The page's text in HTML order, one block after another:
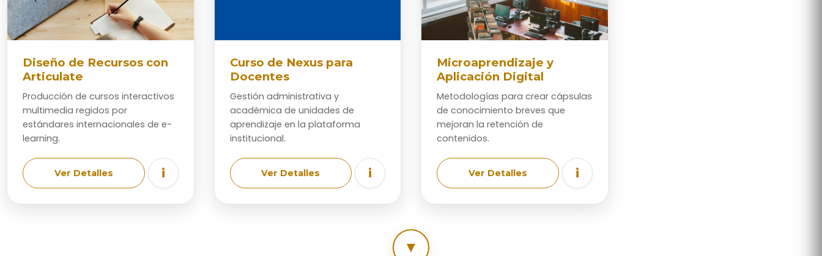
Diseño de Recursos con
Articulate
Producción de cursos interactivos
multimedia regidos por
estándares internacionales de e-
learning.
Ver Detalles i
Curso de Nexus para
Docentes
Gestión administrativa y
académica de unidades de
aprendizaje en la plataforma
institucional.
Ver Detalles i
Microaprendizaje y
Aplicación Digital
Metodologías para crear cápsulas
de conocimiento breves que
mejoran la retención de
contenidos.
Ver Detalles i
▼